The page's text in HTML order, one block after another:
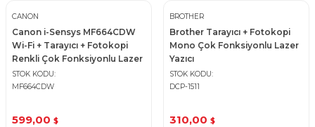
CANON
Canon i-Sensys MF664CDW
Wi-Fi + Tarayıcı + Fotokopi
Renkli Çok Fonksiyonlu Lazer
Yazıcı
STOK KODU
MF664CDW
599,00 $
BROTHER
Brother Tarayıcı + Fotokopi
Mono Çok Fonksiyonlu Lazer
Yazıcı
STOK KODU
DCP-1511
310,00 $